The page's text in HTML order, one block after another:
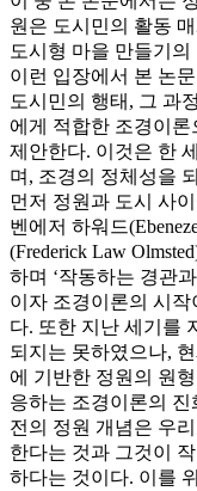
원은 도시민의 활동
도시형 마을 만들기
이런 입장에서 본 논
도시민의 행태, 그 과
에게 적합한 조경이론
제안한다. 이것은 한
며, 조경의 정체성을
먼저 정원과 도시 사
벤에저 하워드
(Frederick Law
하며 ‘작동하는 경관
이자 조경이론의 시
다. 또한 지난 세기를
되지는 못하였으나,
에 기반한 정원의 원
응하는 조경이론의
전의 정원 개념은 우
한다는 것과 그것이
하다는 것이다. 이를